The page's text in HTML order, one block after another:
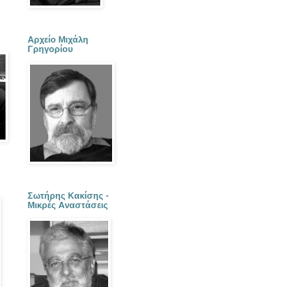
Αρχείο Μιχάλη
Γρηγορίου
Σωτήρης Κακίσης -
Μικρές Αναστάσεις